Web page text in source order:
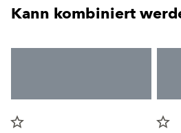
Kann kombiniert
star_border
star_border